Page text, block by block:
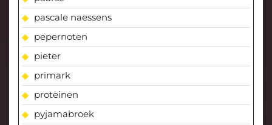
pascale naessens
pepernoten
pieter
primark
proteinen
pyjamabroek